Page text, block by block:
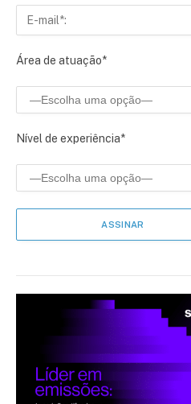
Área de atuação*
Nível de experiência*